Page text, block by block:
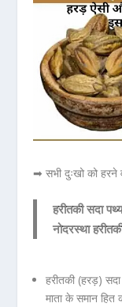
➡ सभी दुःखो को हरने
हरीतकी सदा
नोदरस्था
हरीतकी (हरड़)
माता के समान